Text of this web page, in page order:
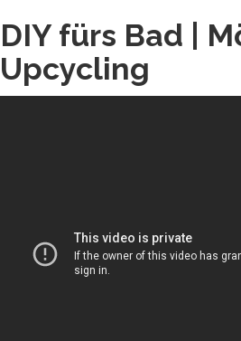
DIY fürs Bad |
Upcycling